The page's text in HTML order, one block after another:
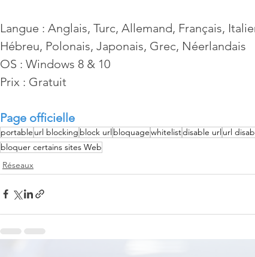
Langue : Anglais, Turc, Allemand, Français,
Hébreu, Polonais, Japonais, Grec, Néerlandais
OS : Windows 8 & 10
Prix : Gratuit
Page officielle
portable url blocking block urlbloquagewhitelistdisable urlurl
bloquer certains sites Web
Réseaux